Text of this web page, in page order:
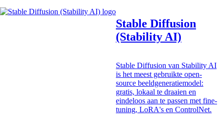
Stable Diffusion
(Stability AI)
Stable Diffusion van Stability AI
is het meest gebruikte open-
source beeldgeneratiemodel:
gratis, lokaal te draaien en
eindeloos aan te passen met fine-
tuning, LoRA's en ControlNet.